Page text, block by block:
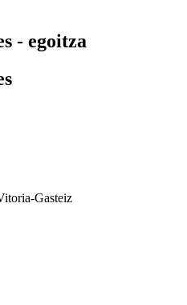
- egoitza
Gasteiz